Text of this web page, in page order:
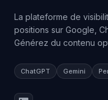
La plateforme de
positions sur Google,
Générez du contenu
ChatGPT Gemini